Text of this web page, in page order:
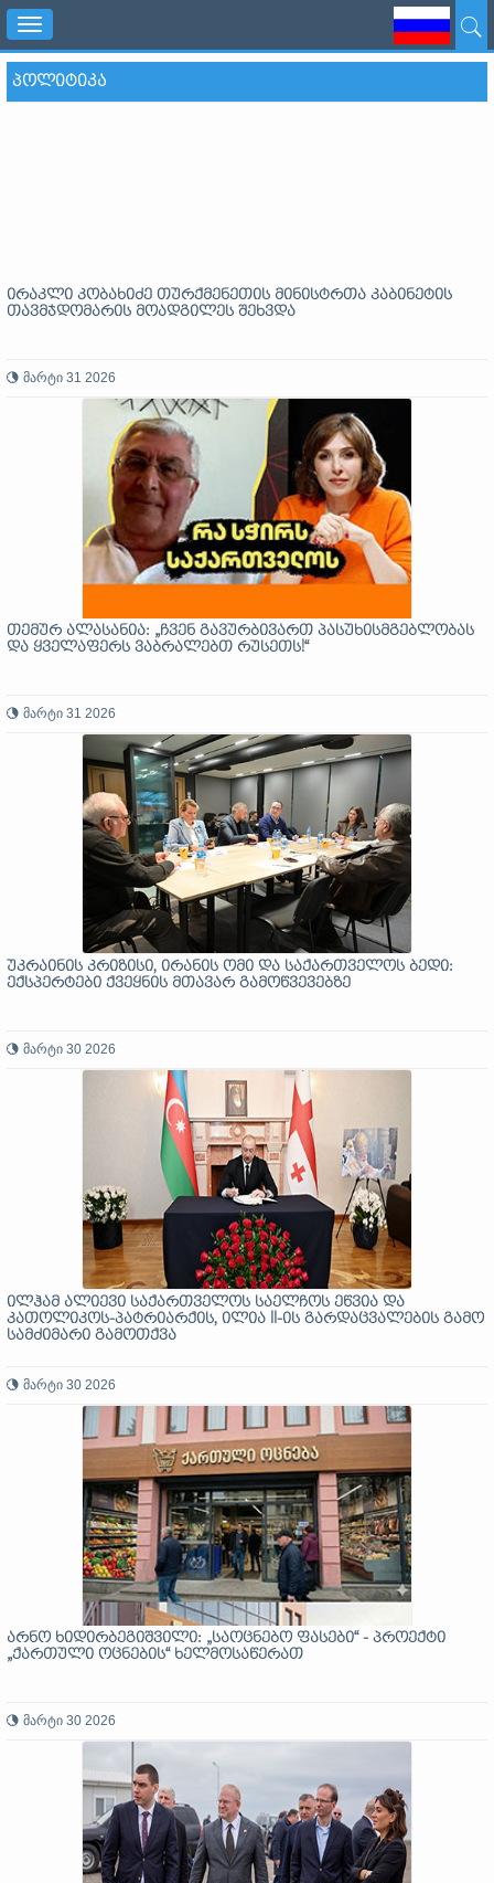
Toggle
navigation
ᲞᲝᲚᲘᲢᲘᲙᲐ
ირაკლი კობახიძე თურქმენეთის მინისტრთა კაბინეტის
თავმჯდომარის მოადგილეს შეხვდა
მარტი 31 2026
თემურ ალასანია: „ჩვენ გავურბივართ პასუხისმგებლობას
და ყველაფერს ვაბრალებთ რუსეთს!“
მარტი 31 2026
უკრაინის კრიზისი, ირანის ომი და საქართველოს ბედი:
ექსპერტები ქვეყნის მთავარ გამოწვევებზე
მარტი 30 2026
ილჰამ ალიევი საქართველოს საელჩოს ეწვია და
კათოლიკოს-პატრიარქის, ილია II-ის გარდაცვალების გამო
სამძიმარი გამოთქვა
მარტი 30 2026
არნო ხიდირბეგიშვილი: „საოცნებო ფასები“ - პროექტი
„ქართული ოცნების“ ხელმოსაწერათ
მარტი 30 2026